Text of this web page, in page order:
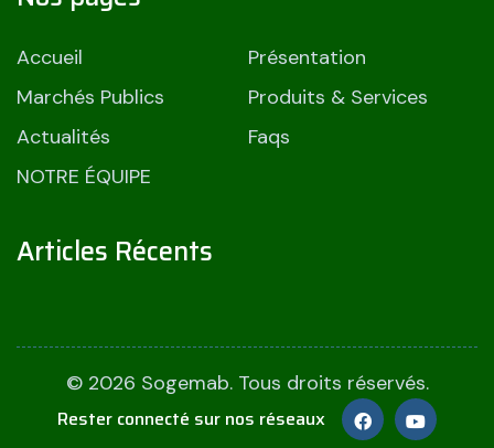
Accueil
Présentation
Marchés Publics
Produits & Services
Actualités
Faqs
NOTRE ÉQUIPE
Articles Récents
© 2026 Sogemab. Tous droits réservés.
Rester connecté sur nos réseaux